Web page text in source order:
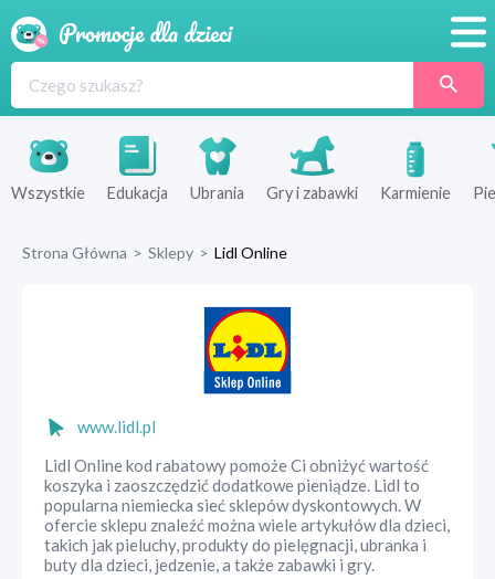
Produkty
Sklepy
Wszystkie Edukacja Ubrania Gry i zabawki Karmienie
Strona Główna > Sklepy > Lidl Online
www.lidl.pl
Lidl Online kod rabatowy pomoże Ci obniżyć wartość
koszyka i zaoszczędzić dodatkowe pieniądze. Lidl to
popularna niemiecka sieć sklepów dyskontowych. W
ofercie sklepu znaleźć można wiele artykułów dla dzieci,
takich jak pieluchy, produkty do pielęgnacji, ubranka i
buty dla dzieci, jedzenie, a także zabawki i gry.